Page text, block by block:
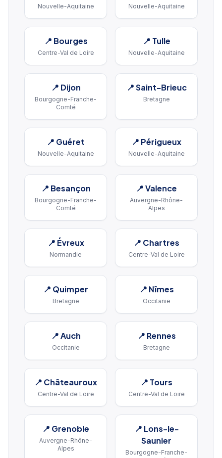
Nouvelle-Aquitaine Nouvelle-Aquitaine
📍 Bourges
Centre-Val de Loire
📍 Tulle
Nouvelle-Aquitaine
📍 Dijon
Bourgogne-Franche-
Comté
📍Saint-Brieuc
Bretagne
📍 Guéret
Nouvelle-Aquitaine
📍 Périgueux
Nouvelle-Aquitaine
📍 Besançon
Bourgogne-Franche-
Comté
📍Valence
Auvergne-Rhône-
Alpes
📍 Évreux
Normandie
📍 Chartres
Centre-Val de Loire
📍 Quimper
Bretagne
📍 Nîmes
Occitanie
📍Auch
Occitanie
📍 Rennes
Bretagne
📍 Châteauroux
Centre-Val de Loire
📍 Tours
Centre-Val de Loire
📍 Grenoble
Auvergne-Rhône-
Alpes
📍 Lons-le-
Saunier
Bourgogne-Franche-